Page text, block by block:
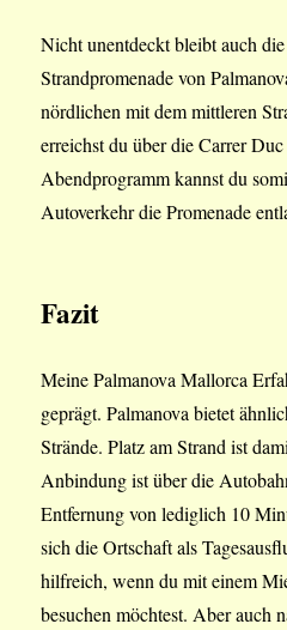
Nicht unentdeckt bleibt auch
Strandpromenade von
nördlichen mit dem mittleren
erreichst du über die Carrer
Abendprogramm kannst du
Autoverkehr die Promenade
Fazit
Meine Palmanova Mallorca
geprägt. Palmanova bietet
Strände. Platz am Strand ist
Anbindung ist über die
Entfernung von lediglich 10
sich die Ortschaft als
hilfreich, wenn du mit einem
besuchen möchtest. Aber auch